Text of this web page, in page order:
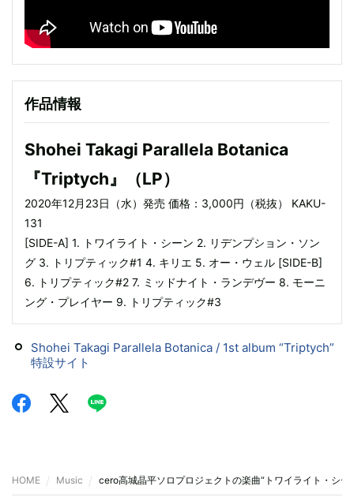
作品情報
Shohei Takagi Parallela Botanica
『Triptych』（LP）
2020年12月23日（水）発売 価格：3,000円（税抜） KAKU-
131
[SIDE-A] 1. トワイライト・シーン 2. リデンプション・ソン
グ 3. トリプティック#1 4. キリエ 5. オー・ウェル [SIDE-B]
6. トリプティック#2 7. ミッドナイト・ランデヴー 8. モーニ
ング・プレイヤー 9. トリプティック#3
Shohei Takagi Parallela Botanica / 1st album “Triptych”
特設サイト
HOME Music cero高城晶平ソロプロジェクトの楽曲“トワイライト・シー